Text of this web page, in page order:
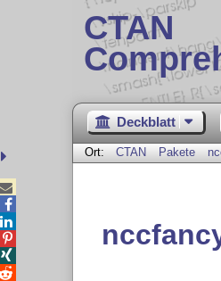
CTAN
Deckblatt
Ort: CTAN Pakete



